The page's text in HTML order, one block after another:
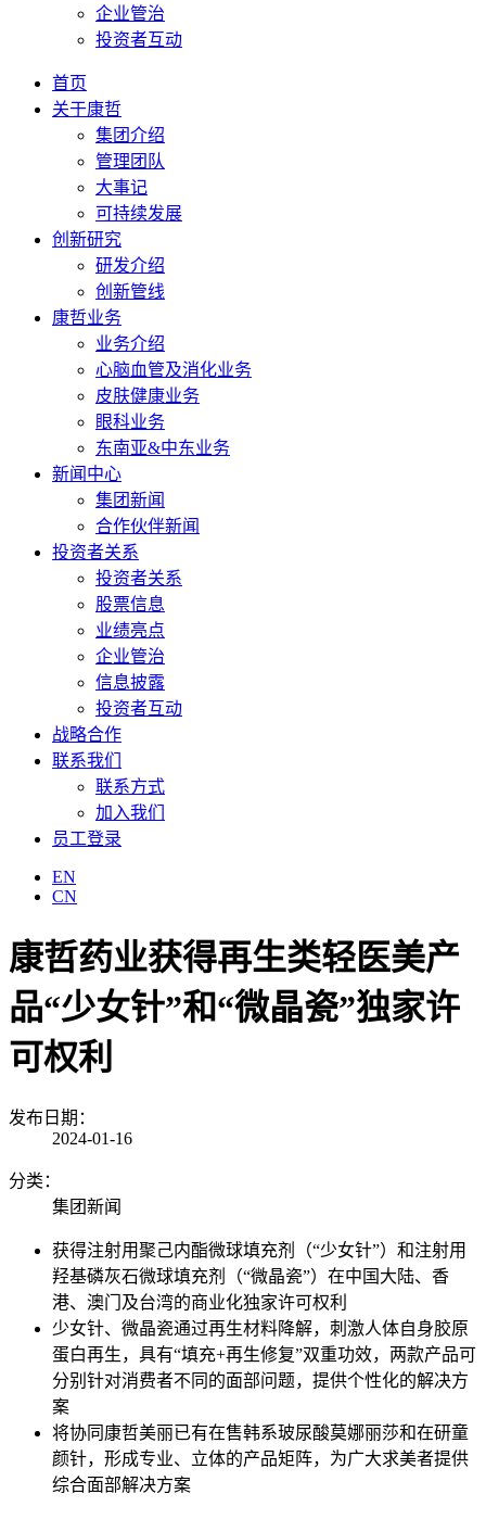
企业管治
投资者互动
首页
关于康哲
集团介绍
管理团队
大事记
可持续发展
创新研究
研发介绍
创新管线
康哲业务
业务介绍
心脑血管及消化业务
皮肤健康业务
眼科业务
东南亚&中东业务
新闻中心
集团新闻
合作伙伴新闻
投资者关系
投资者关系
股票信息
业绩亮点
企业管治
信息披露
投资者互动
战略合作
联系我们
联系方式
加入我们
员工登录
EN
CN
康哲药业获得再生类轻医美产
品“少女针”和“微晶瓷”独家许
可权利
发布日期：
2024-01-16
分类：
集团新闻
获得注射用聚己内酯微球填充剂（“少女针”）和注射用
羟基磷灰石微球填充剂（“微晶瓷”）在中国大陆、香
港、澳门及台湾的商业化独家许可权利
少女针、微晶瓷通过再生材料降解，刺激人体自身胶原
蛋白再生，具有“填充+再生修复”双重功效，两款产品可
分别针对消费者不同的面部问题，提供个性化的解决方
案
将协同康哲美丽已有在售韩系玻尿酸莫娜丽莎和在研童
颜针，形成专业、立体的产品矩阵，为广大求美者提供
综合面部解决方案